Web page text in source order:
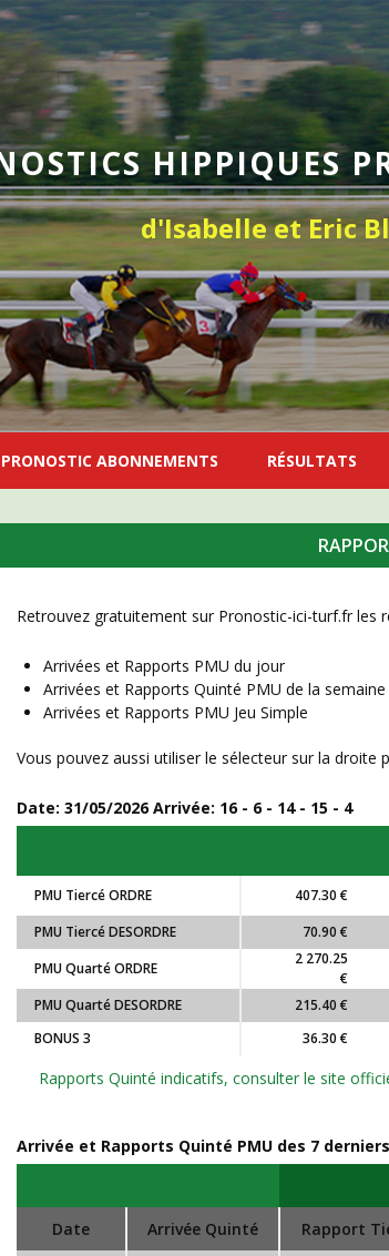
HIPPIQUES
d'Isabelle et Eric
PRONOSTIC ABONNEMENTS RÉSULTATS
Retrouvez gratuitement sur Pronostic-ici-turf.fr les
Arrivées et Rapports PMU du jour
Arrivées et Rapports Quinté PMU de la
Arrivées et Rapports PMU Jeu Simple
Vous pouvez aussi utiliser le sélecteur sur la
Date: 31/05/2026Arrivée: 16 - 6 - 14 - 15 - 4
PMU Tiercé ORDRE 407.30 €
PMU Tiercé DESORDRE
70.90 €
PMU Quarté ORDRE
2 270.25
€
PMU Quarté DESORDRE
215.40 €
BONUS 3
36.30 €
Rapports Quinté indicatifs, consulter le site
Arrivée et Rapports Quinté PMU des 7
Date Arrivée Quinté Rapport